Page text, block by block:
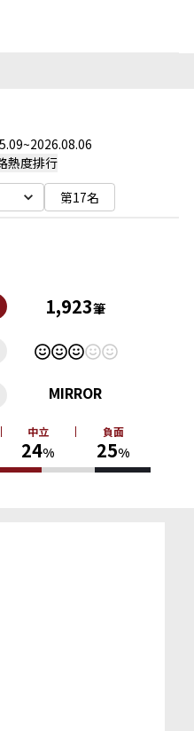
~2026.08.06
熱度排行
第17名
1,923筆
中立
24%
負面
25%
MIRROR